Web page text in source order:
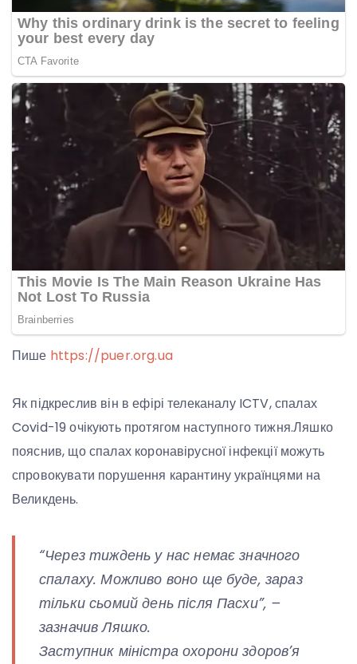
Пише https://puer.org.ua
Як підкреслив він в ефірі телеканалу ICTV, спалах
Covid-19 очікують протягом наступного тижня.Ляшко
пояснив, що спалах коронавірусної інфекції можуть
спровокувати порушення карантину українцями на
Великдень.
“Через тиждень у нас немає значного
спалаху. Можливо воно ще буде, зараз
тільки сьомий день після Пасхи”, –
зазначив Ляшко.
Заступник міністра охорони здоров’я